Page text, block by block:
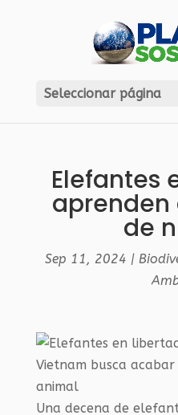
Seleccionar página
Elefantes
aprenden
de
Sep 11, 2024 |
Una decena de